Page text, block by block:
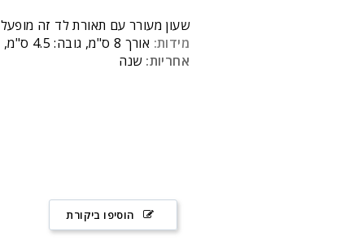
שעון מעורר עם תאורת לד זה מופעל 3 סוללות AAA (לא כלולות)
מידות: אורך 8 ס"מ, גובה: 4.5 ס"מ, רוחב: 8 ס"מ
אחריות:שנה
הוסיפו ביקורת